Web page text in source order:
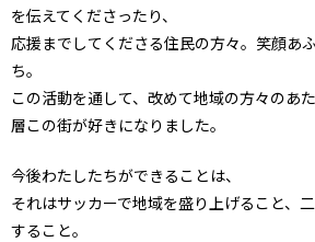
を伝えてくださったり、
応援までしてくださる住民の方々。笑顔あ
ち。
この活動を通して、改めて地域の方々のあ
層この街が好きになりました。
今後わたしたちができることは、
それはサッカーで地域を盛り上げること、
すること。